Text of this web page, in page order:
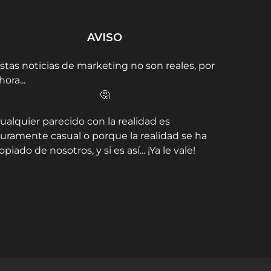
AVISO
noticias de marketing no son reales, por
🤔
parecido con la realidad es
casual o porque la realidad se ha
de nosotros, y si es así... ¡Ya le vale!